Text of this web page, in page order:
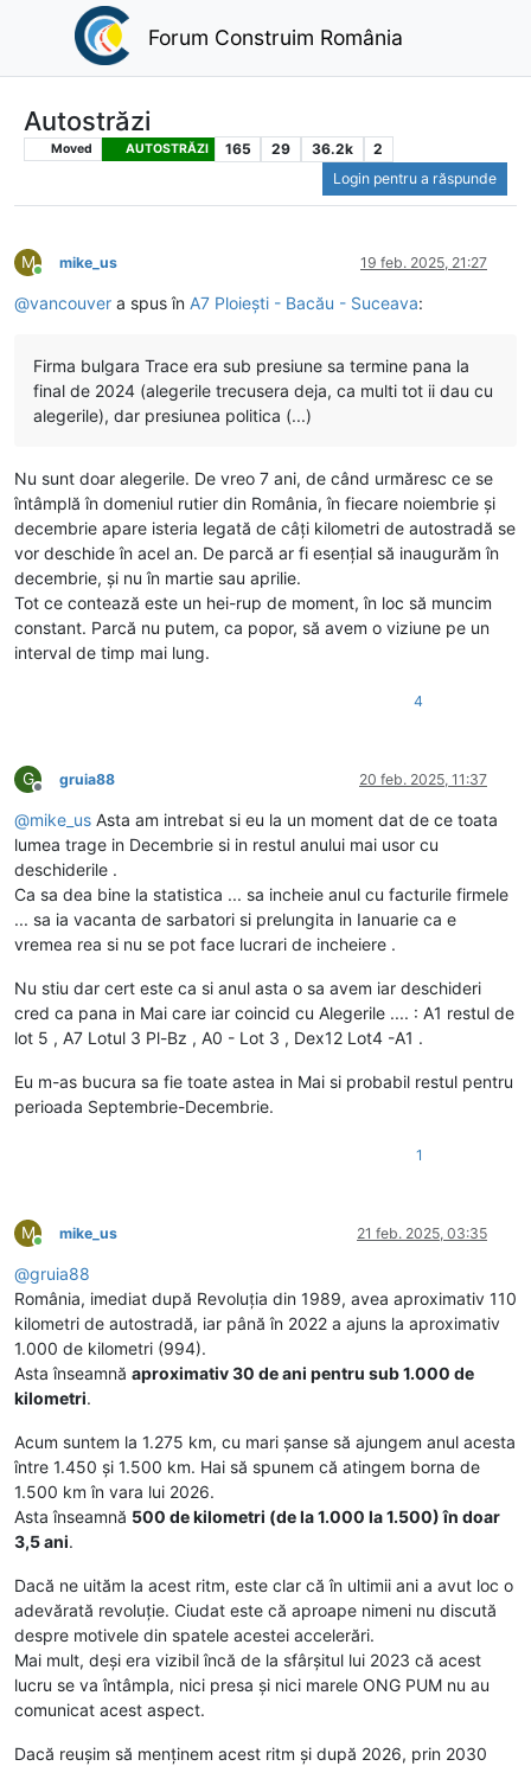
Forum Construim România
Autostrăzi
Moved AUTOSTRĂZI 165 29 36.2k
2
Login pentru a răspunde
M
Conectat
mike_us 19 feb. 2025, 21:27
@vancouver a spus în A7 Ploiești - Bacău - Suceava:
Firma bulgara Trace era sub presiune sa termine pana la
final de 2024 (alegerile trecusera deja, ca multi tot ii dau cu
alegerile), dar presiunea politica (...)
Nu sunt doar alegerile. De vreo 7 ani, de când urmăresc ce se
întâmplă în domeniul rutier din România, în fiecare noiembrie și
decembrie apare isteria legată de câți kilometri de autostradă se
vor deschide în acel an. De parcă ar fi esențial să inaugurăm în
decembrie, și nu în martie sau aprilie.
Tot ce contează este un hei-rup de moment, în loc să muncim
constant. Parcă nu putem, ca popor, să avem o viziune pe un
interval de timp mai lung.
4
G
Deconectat
gruia88 20 feb. 2025, 11:37
@mike_us Asta am intrebat si eu la un moment dat de ce toata
lumea trage in Decembrie si in restul anului mai usor cu
deschiderile .
Ca sa dea bine la statistica ... sa incheie anul cu facturile firmele
... sa ia vacanta de sarbatori si prelungita in Ianuarie ca e
vremea rea si nu se pot face lucrari de incheiere .
Nu stiu dar cert este ca si anul asta o sa avem iar deschideri
cred ca pana in Mai care iar coincid cu Alegerile .... : A1 restul de
lot 5 , A7 Lotul 3 Pl-Bz , A0 - Lot 3 , Dex12 Lot4 -A1 .
Eu m-as bucura sa fie toate astea in Mai si probabil restul pentru
perioada Septembrie-Decembrie.
1
M
Conectat
mike_us 21 feb. 2025, 03:35
@gruia88
România, imediat după Revoluția din 1989, avea aproximativ 110
kilometri de autostradă, iar până în 2022 a ajuns la aproximativ
1.000 de kilometri (994).
Asta înseamnă aproximativ 30 de ani pentru sub 1.000 de
kilometri.
Acum suntem la 1.275 km, cu mari șanse să ajungem anul acesta
între 1.450 și 1.500 km. Hai să spunem că atingem borna de
1.500 km în vara lui 2026.
Asta înseamnă 500 de kilometri (de la 1.000 la 1.500) în doar
3,5 ani.
Dacă ne uităm la acest ritm, este clar că în ultimii ani a avut loc o
adevărată revoluție. Ciudat este că aproape nimeni nu discută
despre motivele din spatele acestei accelerări.
Mai mult, deși era vizibil încă de la sfârșitul lui 2023 că acest
lucru se va întâmpla, nici presa și nici marele ONG PUM nu au
comunicat acest aspect.
Dacă reușim să menținem acest ritm și după 2026, prin 2030